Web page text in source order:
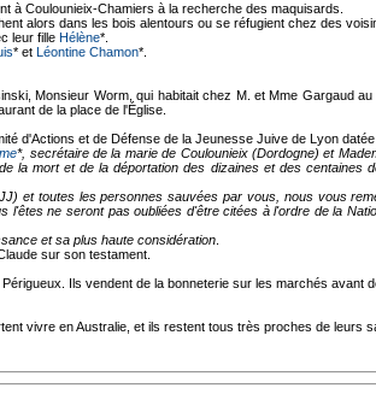
à Coulounieix-Chamiers à la recherche des maquisards.
alors dans les bois alentours ou se réfugient chez des
leur fille Hélène*.
* et Léontine Chamon*.
Monsieur Worm, qui habitait chez M. et Mme Gargaud
de la place de l'Église.
d'Actions et de Défense de la Jeunesse Juive de Lyon
*, secrétaire de la marie de Coulounieix (Dordogne) et
la mort et de la déportation des dizaines et des centaines
et toutes les personnes sauvées par vous, nous vous
ne seront pas oubliées d'être citées à l'ordre de la
et sa plus haute considération
sur son testament.
Ils vendent de la bonneterie sur les marchés avant
vivre en Australie, et ils restent tous très proches de leurs